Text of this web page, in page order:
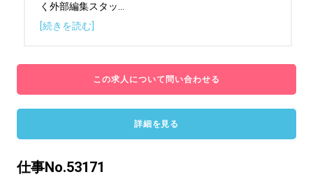
く外部編集スタッ...
[続きを読む]
この求人について問い合わせる
詳細を見る
仕事No.53171